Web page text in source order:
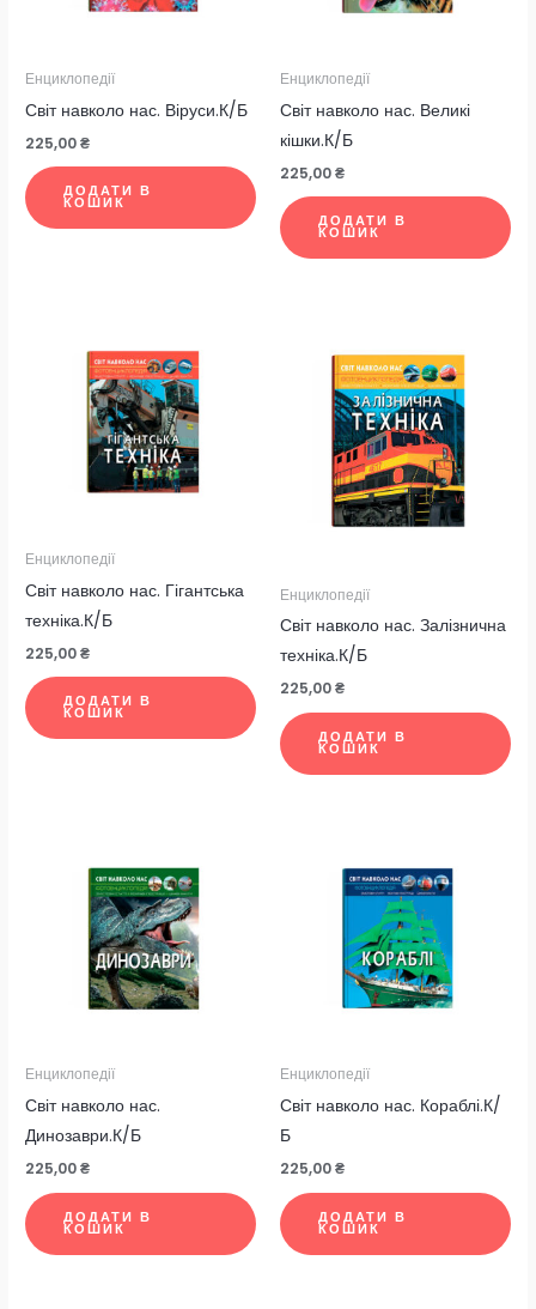
Енциклопедії
Світ навколо нас. Віруси.К/Б
225,00₴
ДОДАТИ В
КОШИК
Енциклопедії
Світ навколо нас. Великі
кішки.К/Б
225,00₴
ДОДАТИ В
КОШИК
Енциклопедії
Світ навколо нас. Гігантська
техніка.К/Б
225,00₴
ДОДАТИ В
КОШИК
Енциклопедії
Світ навколо нас. Залізнична
техніка.К/Б
225,00₴
ДОДАТИ В
КОШИК
Енциклопедії
Світ навколо нас.
Динозаври.К/Б
225,00₴
ДОДАТИ В
КОШИК
Енциклопедії
Світ навколо нас. Кораблі.К/
Б
225,00₴
ДОДАТИ В
КОШИК